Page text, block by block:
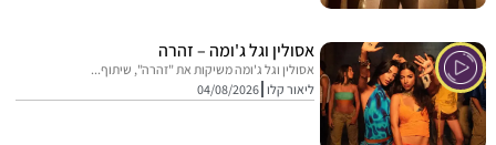
אסולין וגל ג'ומה – זהרה
אסולין וגל ג'ומה משיקות את "זהרה", שיתוף...
ליאור קלו 04/08/2026